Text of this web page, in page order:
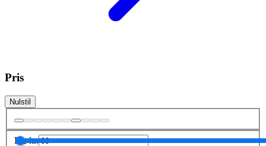
Pris
Nulstil
Frakr.